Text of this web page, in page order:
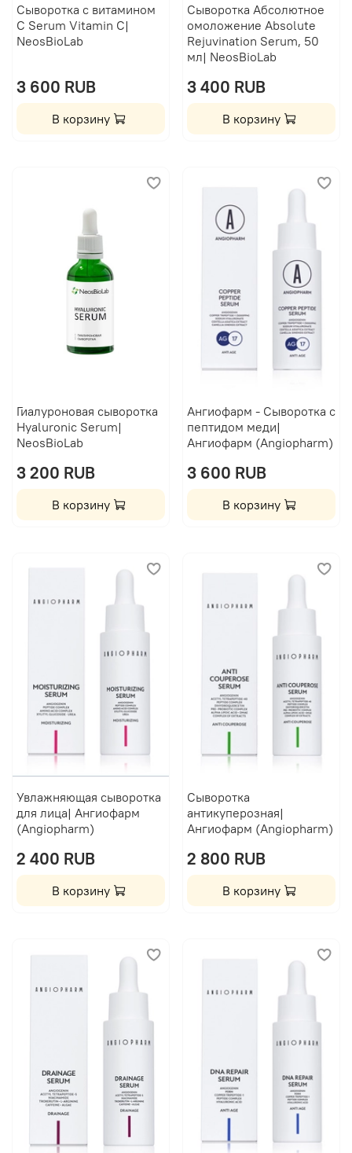
Сыворотка с витамином
С Serum Vitamin C|
NeosBioLab
3 600 RUB
В корзину
Сыворотка Абсолютное
омоложение Absolute
Rejuvination Serum, 50
мл| NeosBioLab
3 400 RUB
В корзину
Гиалуроновая сыворотка
Hyaluronic Serum|
NeosBioLab
3 200 RUB
В корзину
Ангиофарм - Сыворотка с
пептидом меди|
Ангиофарм (Angiopharm)
3 600 RUB
В корзину
Увлажняющая сыворотка
для лица| Ангиофарм
(Angiopharm)
2 400 RUB
В корзину
Сыворотка
антикуперозная|
Ангиофарм (Angiopharm)
2 800 RUB
В корзину